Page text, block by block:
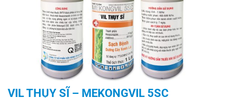
VIL THỤY SĨ – MEKONGVIL 5SC